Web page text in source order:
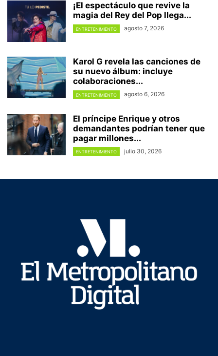
¡El espectáculo que revive la
magia del Rey del Pop llega...
ENTRETENIMIENTO agosto 7, 2026
Karol G revela las canciones de
su nuevo álbum: incluye
colaboraciones...
ENTRETENIMIENTO agosto 6, 2026
El príncipe Enrique y otros
demandantes podrían tener que
pagar millones...
ENTRETENIMIENTO julio 30, 2026